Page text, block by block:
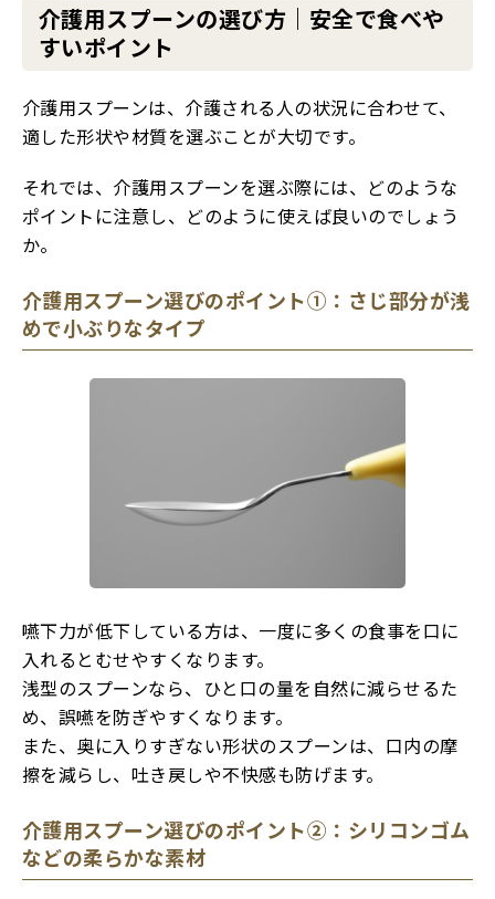
介護用スプーンの選び方｜安全で食べや
すいポイント
介護用スプーンは、介護される人の状況に合わせて、
適した形状や材質を選ぶことが大切です。
それでは、介護用スプーンを選ぶ際には、どのような
ポイントに注意し、どのように使えば良いのでしょう
か。
介護用スプーン選びのポイント①：さじ部分が浅
めで小ぶりなタイプ
嚥下力が低下している方は、一度に多くの食事を口に
入れるとむせやすくなります。
浅型のスプーンなら、ひと口の量を自然に減らせるた
め、誤嚥を防ぎやすくなります。
また、奥に入りすぎない形状のスプーンは、口内の摩
擦を減らし、吐き戻しや不快感も防げます。
介護用スプーン選びのポイント②：シリコンゴム
などの柔らかな素材